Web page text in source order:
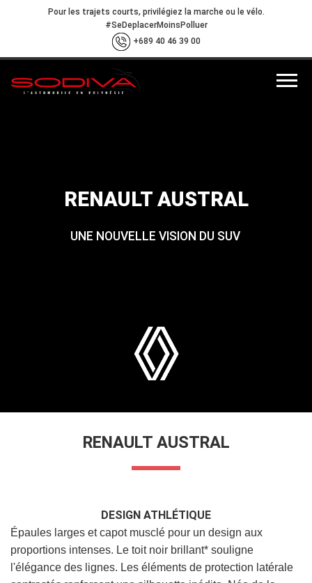
Pour les trajets courts, privilégiez la marche ou le vélo.
#SeDeplacerMoinsPolluer
+689 40 46 39 00
RENAULT AUSTRAL
UNE NOUVELLE VISION DU SUV
RENAULT AUSTRAL
DESIGN ATHLÉTIQUE
Épaules larges et capot musclé pour un design aux
proportions intenses. Le toit noir brillant* souligne
l'élégance des lignes. Les éléments de protection latérale